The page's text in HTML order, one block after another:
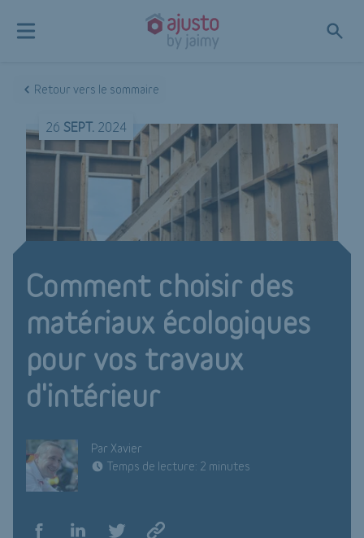
Retour vers le sommaire
26 SEPT. 2024
Comment choisir des
matériaux écologiques
pour vos travaux
d'intérieur
Par Xavier
Temps de lecture: 2 minutes